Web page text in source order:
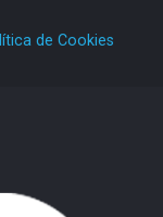
de Cookies